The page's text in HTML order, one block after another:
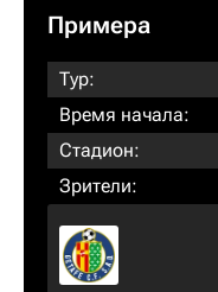
Примера
Тур:
Время начала:
Стадион:
Зрители: